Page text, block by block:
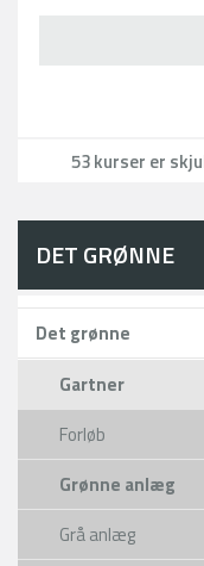
53 kurser er
DET GRØNNE
Det grønne
Gartner
Forløb
Grønne anlæg
Grå anlæg